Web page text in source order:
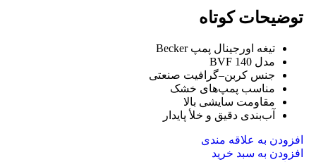
توضیحات کوتاه
تیغه اورجینال پمپ Becker
مدل BVF 140
جنس کربن–گرافیت صنعتی
مناسب پمپ‌های خشک
مقاومت سایشی بالا
آب‌بندی دقیق و خلأ پایدار
افزودن به علاقه مندی
افزودن به سبد خرید